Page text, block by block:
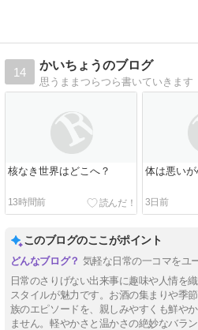
14
かいちょうのブログ
思うままつらつら書いていきます
核なき世界はどこへ？
13時間前
体は悪いが
3日前
このブログのここがポイント
気軽な日常の一コマをユ
日常のさりげない出来事に趣味や人情を
スタイルが魅力です。お酒の集まりや季
族のエピソードを、親しみやすくも鮮や
ません。軽やかさと温かさの絶妙なバラ